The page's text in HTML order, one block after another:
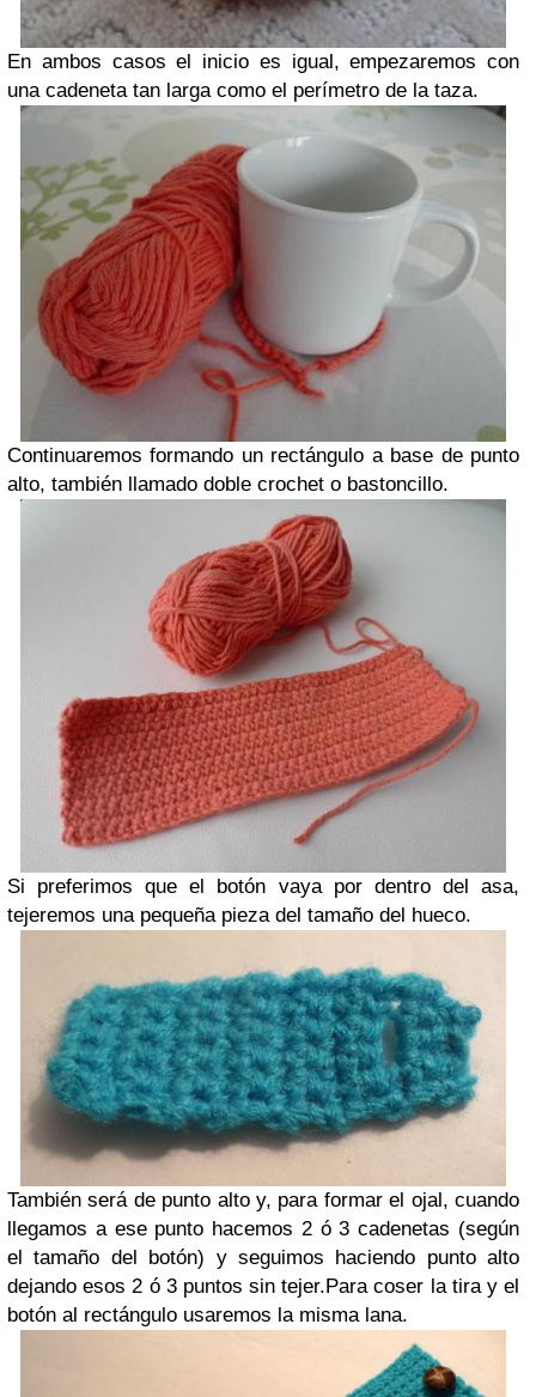
En ambos casos el inicio es igual, empezaremos con
una cadeneta tan larga como el perímetro de la taza.
Continuaremos formando un rectángulo a base de punto
alto, también llamado doble crochet o bastoncillo.
Si preferimos que el botón vaya por dentro del asa,
tejeremos una pequeña pieza del tamaño del hueco.
También será de punto alto y, para formar el ojal, cuando
llegamos a ese punto hacemos 2 ó 3 cadenetas (según
el tamaño del botón) y seguimos haciendo punto alto
dejando esos 2 ó 3 puntos sin tejer.Para coser la tira y el
botón al rectángulo usaremos la misma lana.